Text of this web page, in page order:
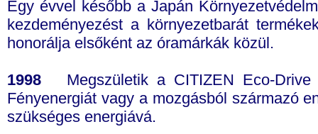
Egy évvel később a Japán
kezdeményezést a környezetbarát
honorálja elsőként az óramárkák közül.
1998 Megszületik a CITIZEN Eco-
Fényenergiát vagy a mozgásból származó
szükséges energiává.